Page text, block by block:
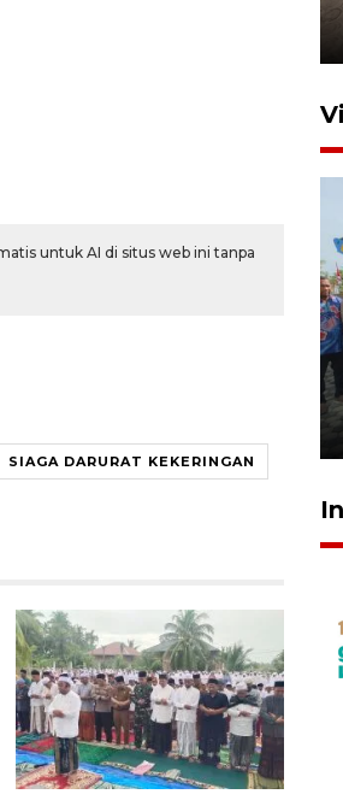
untuk AI di situs web ini tanpa
SIAGA DARURAT KEKERINGAN